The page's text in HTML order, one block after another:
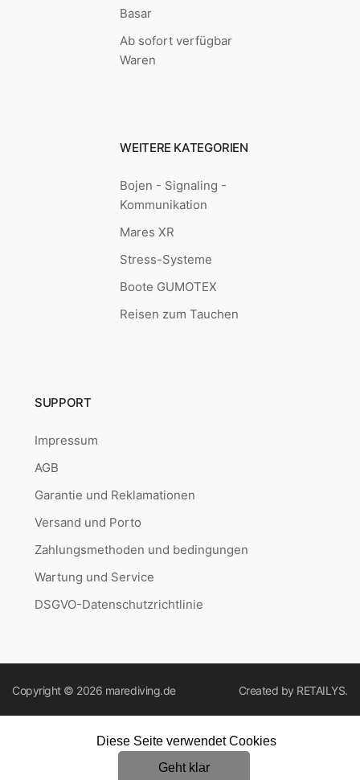
Basar
Ab sofort verfügbar
Waren
WEITERE KATEGORIEN
Bojen - Signaling -
Kommunikation
Mares XR
Stress-Systeme
Boote GUMOTEX
Reisen zum Tauchen
SUPPORT
Impressum
AGB
Garantie und Reklamationen
Versand und Porto
Zahlungsmethoden und bedingungen
Wartung und Service
DSGVO-Datenschutzrichtlinie
Copyright © 2026 marediving.de Created by RETAILYS.
Diese Seite verwendet Cookies
Geht klar